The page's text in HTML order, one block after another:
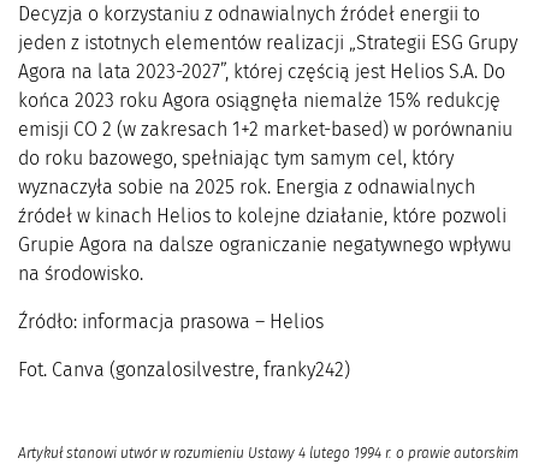
Decyzja o korzystaniu z odnawialnych źródeł energii to
jeden z istotnych elementów realizacji „Strategii ESG Grupy
Agora na lata 2023-2027”, której częścią jest Helios S.A. Do
końca 2023 roku Agora osiągnęła niemalże 15% redukcję
emisji CO 2 (w zakresach 1+2 market-based) w porównaniu
do roku bazowego, spełniając tym samym cel, który
wyznaczyła sobie na 2025 rok. Energia z odnawialnych
źródeł w kinach Helios to kolejne działanie, które pozwoli
Grupie Agora na dalsze ograniczanie negatywnego wpływu
na środowisko.
Źródło: informacja prasowa – Helios
Fot. Canva (gonzalosilvestre, franky242)
Artykuł stanowi utwór w rozumieniu Ustawy 4 lutego 1994 r. o prawie autorskim